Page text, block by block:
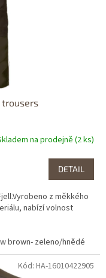
trousers
na prodejně (2 ks)
DETAIL
z měkkého
nabízí volnost
brown- zeleno/hnědé
Kód: HA-16010422905